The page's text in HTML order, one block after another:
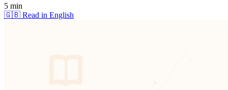
5 min
🇬🇧 Read in English